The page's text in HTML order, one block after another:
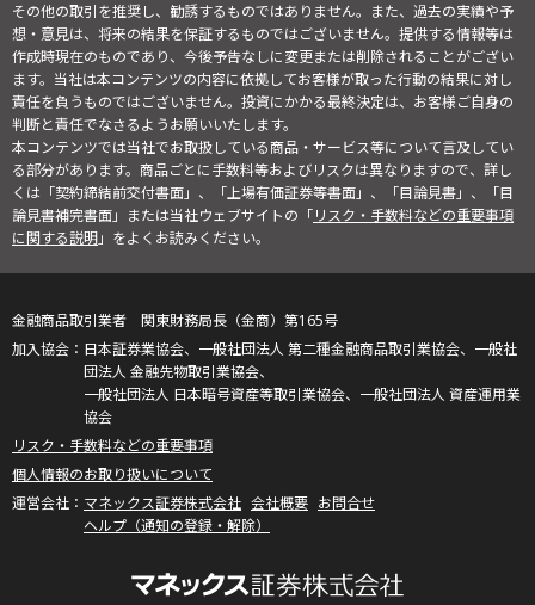
その他の取引を推奨し、勧誘するものではありません。また、過去の実績や予
想・意見は、将来の結果を保証するものではございません。提供する情報等は
作成時現在のものであり、今後予告なしに変更または削除されることがござい
ます。当社は本コンテンツの内容に依拠してお客様が取った行動の結果に対し
責任を負うものではございません。投資にかかる最終決定は、お客様ご自身の
判断と責任でなさるようお願いいたします。
本コンテンツでは当社でお取扱している商品・サービス等について言及してい
る部分があります。商品ごとに手数料等およびリスクは異なりますので、詳し
くは「契約締結前交付書面」、「上場有価証券等書面」、「目論見書」、「目
論見書補完書面」または当社ウェブサイトの「リスク・手数料などの重要事項
に関する説明」をよくお読みください。
金融商品取引業者 関東財務局長（金商）第165号
日本証券業協会、一般社団法人 第二種金融商品取引業協会、一般社
団法人 金融先物取引業協会、
一般社団法人 日本暗号資産等取引業協会、一般社団法人 資産運用業
協会
リスク・手数料などの重要事項
個人情報のお取り扱いについて
マネックス証券株式会社 会社概要 お問合せ
ヘルプ（通知の登録・解除）